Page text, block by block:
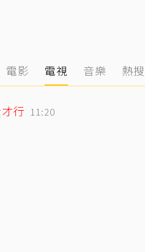
電影 電視 音樂 熱搜
行 11:20